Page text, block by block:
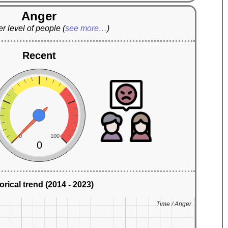
Anger
level of people(see more…)
Recent
0 100
0
trend (2014 - 2023)
Time / Anger
Time / Anger